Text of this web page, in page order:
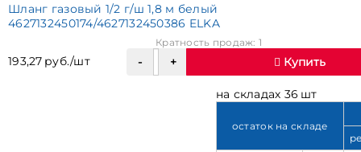
Шланг газовый 1/2 г/ш 1,8 м белый
4627132450174/4627132450386 ELKA
193,27 руб./шт
Кратность продаж: 1
Купить
на складах 36 шт
остаток на складе